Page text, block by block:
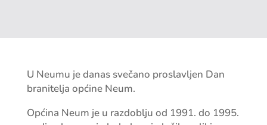
U Neumu je danas svečano proslavljen Dan
branitelja općine Neum.
Općina Neum je u razdoblju od 1991. do 1995.